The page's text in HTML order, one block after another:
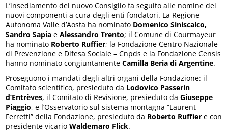
L’insediamento del nuovo Consiglio fa seguito alle nomine dei
nuovi componenti a cura degli enti fondatori. La Regione
Autonoma Valle d’Aosta ha nominato Domenico Siniscalco,
Sandro Sapia e Alessandro Trento; il Comune di Courmayeur
ha nominato Roberto Ruffier; la Fondazione Centro Nazionale
di Prevenzione e Difesa Sociale – Cnpds e la Fondazione Censis
hanno nominato congiuntamente Camilla Beria di Argentine.
Proseguono i mandati degli altri organi della Fondazione: il
Comitato scientifico, presieduto da Lodovico Passerin
d’Entrèves, il Comitato di Revisione, presieduto da Giuseppe
Piaggio, e l’Osservatorio sul sistema montagna “Laurent
Ferretti” della Fondazione, presieduto da Roberto Ruffier e con
presidente vicario Waldemaro Flick.